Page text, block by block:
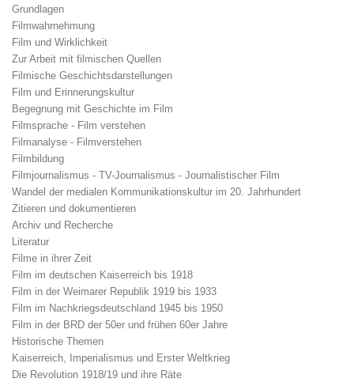
Grundlagen
Filmwahrnehmung
Film und Wirklichkeit
Zur Arbeit mit filmischen Quellen
Filmische Geschichtsdarstellungen
Film und Erinnerungskultur
Begegnung mit Geschichte im Film
Filmsprache - Film verstehen
Filmanalyse - Filmverstehen
Filmbildung
Filmjournalismus - TV-Journalismus - Journalistischer Film
Wandel der medialen Kommunikationskultur im 20. Jahrhundert
Zitieren und dokumentieren
Archiv und Recherche
Literatur
Filme in ihrer Zeit
Film im deutschen Kaiserreich bis 1918
Film in der Weimarer Republik 1919 bis 1933
Film im Nachkriegsdeutschland 1945 bis 1950
Film in der BRD der 50er und frühen 60er Jahre
Historische Themen
Kaiserreich, Imperialismus und Erster Weltkrieg
Die Revolution 1918/19 und ihre Räte